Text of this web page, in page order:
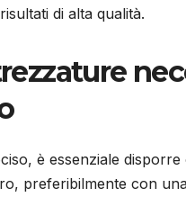
di alta qualità.
è essenziale
preferibilmente con